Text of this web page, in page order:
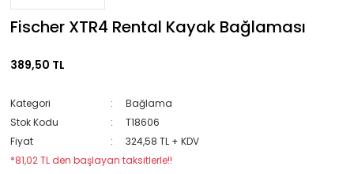
Fischer XTR4 Rental Kayak Bağlaması
389,50 TL
Kategori
Bağlama
Stok Kodu
T18606
Fiyat
324,58 TL + KDV
*81,02 TL den başlayan taksitlerle!!